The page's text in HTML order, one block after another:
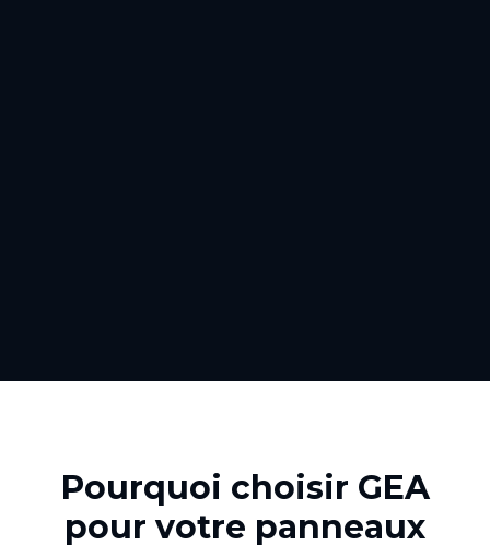
Pourquoi choisir GEA
pour votre panneaux